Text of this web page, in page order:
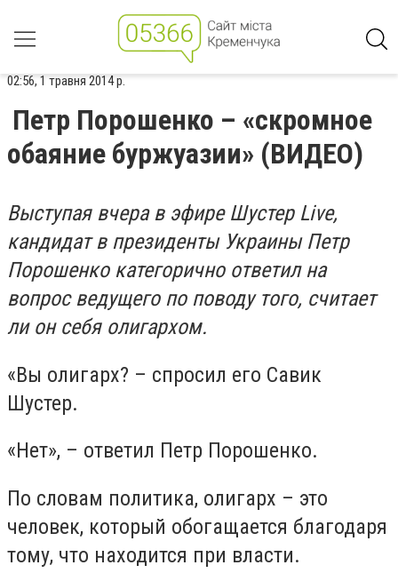
02:56, 1 травня 2014 р.
Петр Порошенко – «скромное
обаяние буржуазии» (ВИДЕО)
Выступая вчера в эфире Шустер Live,
кандидат в президенты Украины Петр
Порошенко категорично ответил на
вопрос ведущего по поводу того, считает
ли он себя олигархом.
«Вы олигарх? – спросил его Савик
Шустер.
«Нет», – ответил Петр Порошенко.
По словам политика, олигарх – это
человек, который обогащается благодаря
тому, что находится при власти.